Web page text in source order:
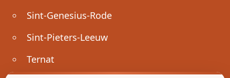
Sint-Genesius-Rode
Sint-Pieters-Leeuw
Ternat